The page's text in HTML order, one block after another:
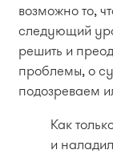
возможно то,
следующий
решить и
проблемы, о
подозреваем
Как
и